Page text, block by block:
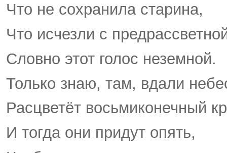
Что не сохранила старина,
Что исчезли с
Словно этот голос неземной.
Только знаю, там, вдали
Расцветёт восьмиконечный
И тогда они придут опять,